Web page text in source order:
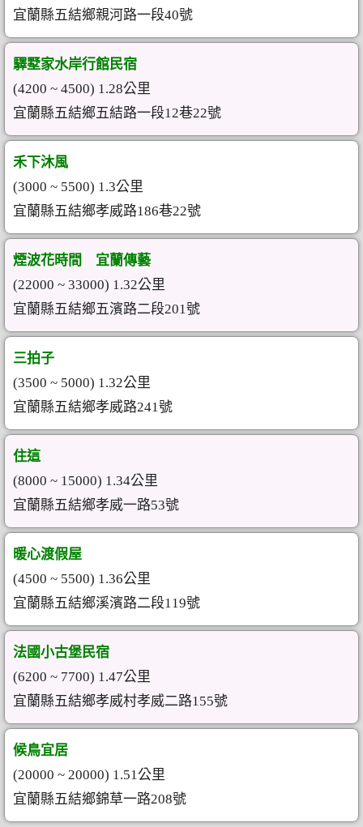
宜蘭縣五結鄉親河路一段40號
驛墅家水岸行館民宿
(4200 ~ 4500) 1.28公里
宜蘭縣五結鄉五結路一段12巷22號
禾下沐風
(3000 ~ 5500) 1.3公里
宜蘭縣五結鄉孝威路186巷22號
煙波花時間 宜蘭傳藝
(22000 ~ 33000) 1.32公里
宜蘭縣五結鄉五濱路二段201號
三拍子
(3500 ~ 5000) 1.32公里
宜蘭縣五結鄉孝威路241號
住這
(8000 ~ 15000) 1.34公里
宜蘭縣五結鄉孝威一路53號
暖心渡假屋
(4500 ~ 5500) 1.36公里
宜蘭縣五結鄉溪濱路二段119號
法國小古堡民宿
(6200 ~ 7700) 1.47公里
宜蘭縣五結鄉孝威村孝威二路155號
候鳥宜居
(20000 ~ 20000) 1.51公里
宜蘭縣五結鄉錦草一路208號